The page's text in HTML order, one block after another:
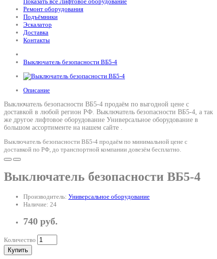
Ремонт оборудования
Подъёмники
Эскалатор
Доставка
Контакты
Выключатель безопасности ВБ5-4
Описание
Выключатель безопасности ВБ5-4 продаём по выгодной цене с
доставкой в любой регион РФ. Выключатель безопасности ВБ5-4, а так
же другое лифтовое оборудование Универсальное оборудование в
большом ассортименте на нашем сайте .
Выключатель безопасности ВБ5-4 продаём по минимальной цене с
доставкой по РФ, до транспортной компании довезём бесплатно.
Выключатель безопасности ВБ5-4
Производитель: Универсальное оборудование
Наличие: 24
740 руб.
Количество
Купить